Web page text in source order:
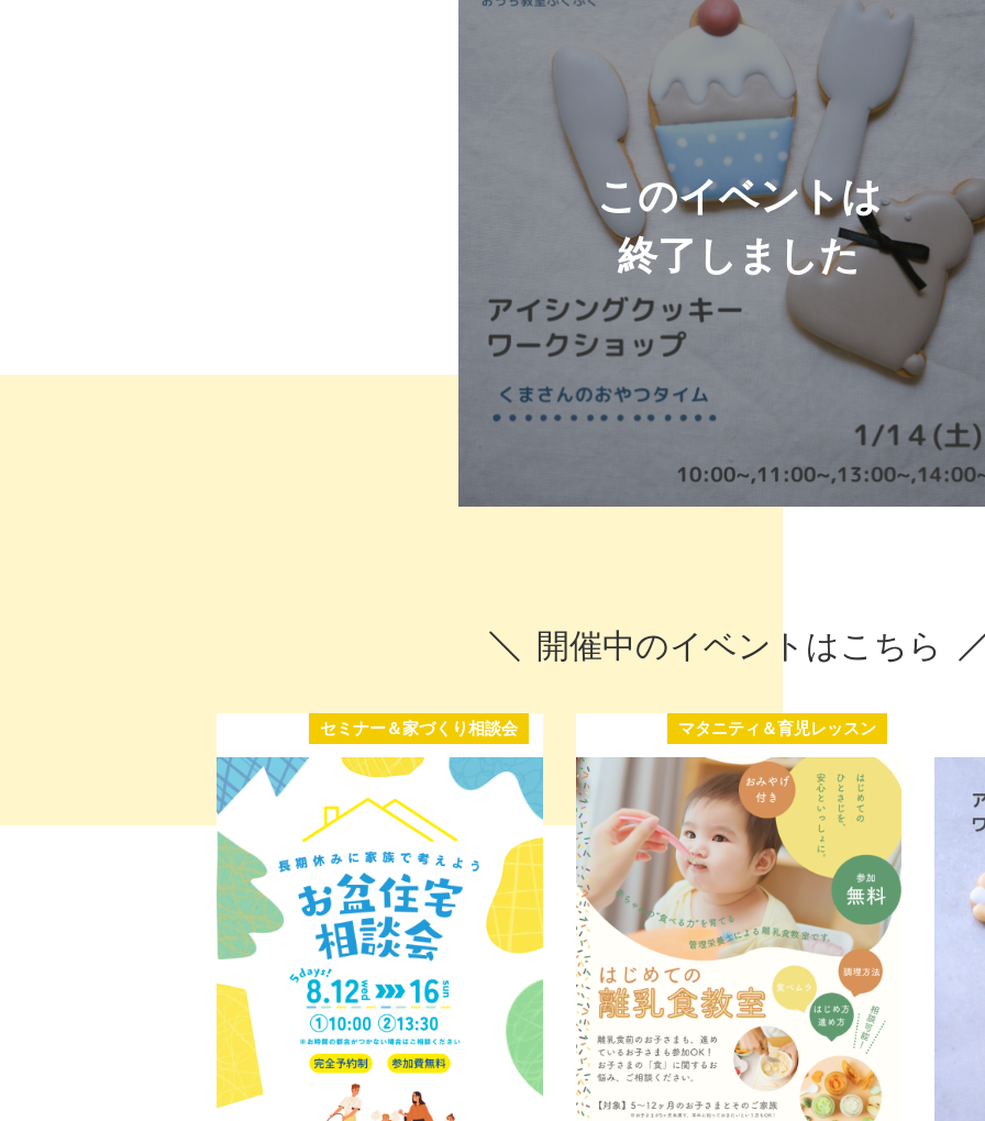
このイベントは
終了しました
開催中のイベントはこちら
セミナー＆家づくり相談会 マタニティ＆育児レッスン